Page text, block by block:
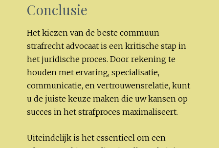
Conclusie
Het kiezen van de beste commuun
strafrecht advocaat is een kritische stap in
het juridische proces. Door rekening te
houden met ervaring, specialisatie,
communicatie, en vertrouwensrelatie, kunt
u de juiste keuze maken die uw kansen op
succes in het strafproces maximaliseert.
Uiteindelijk is het essentieel om een